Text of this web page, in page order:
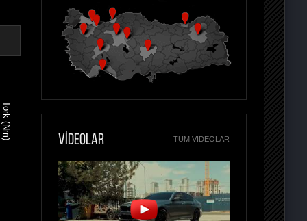
Tork (Nm) VİDEOLAR TÜM VIDEOLAR